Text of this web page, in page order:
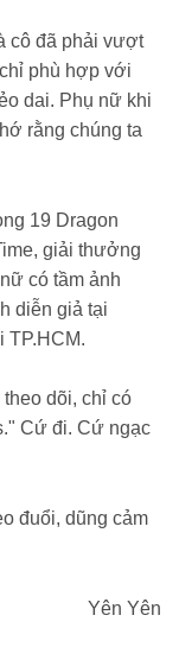
cô đã phải vượt
phù hợp với
dai. Phụ nữ khi
rằng chúng ta
19 Dragon
giải thưởng
có tầm ảnh
diễn giả tại
TP.HCM.
dõi, chỉ có
Cứ đi. Cứ ngạc
đuổi, dũng cảm
Yên Yên